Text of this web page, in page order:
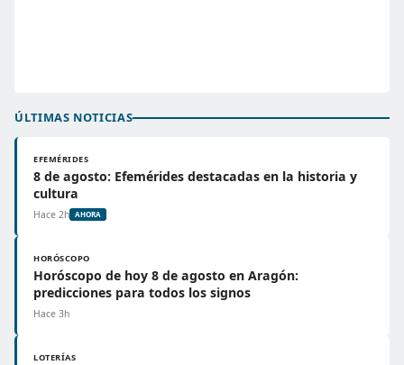
ÚLTIMAS NOTICIAS
EFEMÉRIDES
8 de agosto: Efemérides destacadas en la historia y
cultura
Hace 2h AHORA
HORÓSCOPO
Horóscopo de hoy 8 de agosto en Aragón:
predicciones para todos los signos
Hace 3h
LOTERÍAS